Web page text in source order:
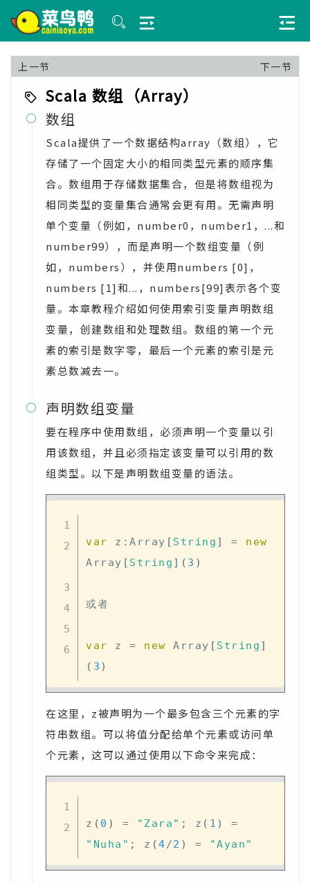
上一节 下一节
Scala 数组（Array）
 数组
Scala提供了一个数据结构array（数组），它
存储了一个固定大小的相同类型元素的顺序集
合。数组用于存储数据集合，但是将数组视为
相同类型的变量集合通常会更有用。无需声明
单个变量（例如，number0，number1，...和
number99），而是声明一个数组变量（例
如，numbers），并使用numbers [0]，
numbers [1]和...，numbers[99]表示各个变
量。本章教程介绍如何使用索引变量声明数组
变量，创建数组和处理数组。数组的第一个元
素的索引是数字零，最后一个元素的索引是元
素总数减去一。
 声明数组变量
要在程序中使用数组，必须声明一个变量以引
用该数组，并且必须指定该变量可以引用的数
组类型。以下是声明数组变量的语法。
var z : Array [ String ] =
new
Array [ String ] ( 3 )
或者
var z = new Array [ String ]
( 3 )
在这里，z被声明为一个最多包含三个元素的字
符串数组。可以将值分配给单个元素或访问单
个元素，这可以通过使用以下命令来完成：
z ( 0 ) = "Zara" ; z ( 1 )
=
"Nuha" ; z (4 /2 ) = "Ayan"